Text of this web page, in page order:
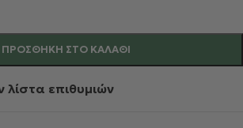
ΠΡΟΣΘΉΚΗ ΣΤΟ ΚΑΛΆΘΙ
επιθυμιών